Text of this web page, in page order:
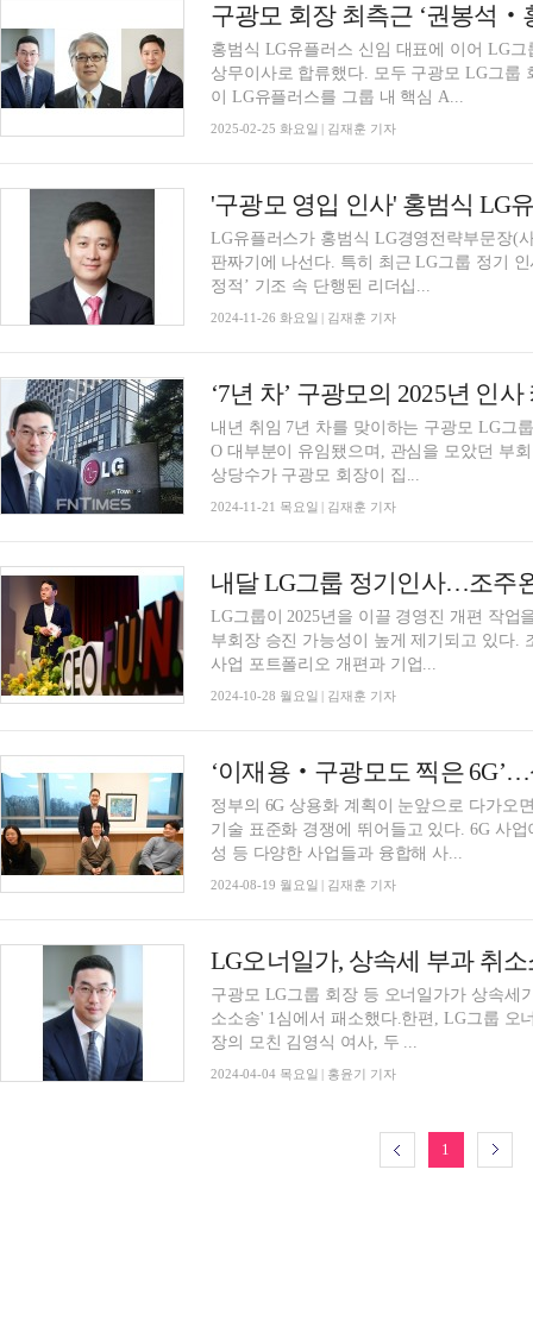
구광모 회장 최측근 ‘권봉석‧
홍범식 LG유플러스 신임 대표에 이어 LG
상무이사로 합류했다. 모두 구광모 LG그룹
이 LG유플러스를 그룹 내 핵심 A...
2025-02-25 화요일 | 김재훈 기자
LG유플러스가 홍범식 LG경영전략부문장(
판짜기에 나선다. 특히 최근 LG그룹 정기
정적’ 기조 속 단행된 리더십...
2024-11-26 화요일 | 김재훈 기자
내년 취임 7년 차를 맞이하는 구광모 LG그
O 대부분이 유임됐으며, 관심을 모았던 부
상당수가 구광모 회장이 집...
2024-11-21 목요일 | 김재훈 기자
내달 LG그룹 정기인사…조주
LG그룹이 2025년을 이끌 경영진 개편 작업
부회장 승진 가능성이 높게 제기되고 있다.
사업 포트폴리오 개편과 기업...
2024-10-28 월요일 | 김재훈 기자
‘이재용‧구광모도 찍은
정부의 6G 상용화 계획이 눈앞으로 다가오
기술 표준화 경쟁에 뛰어들고 있다. 6G 사
성 등 다양한 사업들과 융합해 사...
2024-08-19 월요일 | 김재훈 기자
구광모 LG그룹 회장 등 오너일가가 상속세
소소송' 1심에서 패소했다.한편, LG그룹 오
장의 모친 김영식 여사, 두 ...
2024-04-04 목요일 | 홍윤기 기자
1